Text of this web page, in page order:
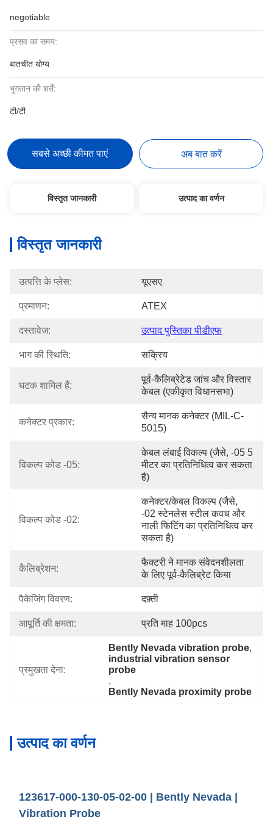
negotiable
प्रसव का समय:
बातचीत योग्य
भुगतान की शर्तें:
टी/टी
सबसे अच्छी कीमत पाएं अब बात करें
विस्तृत जानकारी उत्पाद का वर्णन
विस्तृत जानकारी
उत्पत्ति के प्लेस: यूएसए
प्रमाणन: ATEX
दस्तावेज: उत्पाद पुस्तिका पीडीएफ
भाग की स्थिति: सक्रिय
घटक शामिल हैं:
पूर्व-कैलिब्रेटेड जांच और विस्तार
केबल (एकीकृत विधानसभा)
कनेक्टर प्रकार:
सैन्य मानक कनेक्टर (MIL-C-
5015)
विकल्प कोड -05:
केबल लंबाई विकल्प (जैसे, -05 5
मीटर का प्रतिनिधित्व कर सकता
है)
विकल्प कोड -02:
कनेक्टर/केबल विकल्प (जैसे,
-02 स्टेनलेस स्टील कवच और
नाली फिटिंग का प्रतिनिधित्व कर
सकता है)
कैलिब्रेशन:
फैक्टरी ने मानक संवेदनशीलता
के लिए पूर्व-कैलिब्रेट किया
पैकेजिंग विवरण: दफ़्ती
आपूर्ति की क्षमता: प्रति माह 100pcs
प्रमुखता देना:
Bently Nevada vibration probe
industrial vibration sensor
probe
,
Bently Nevada proximity probe
उत्पाद का वर्णन
123617-000-130-05-02-00 | Bently Nevada |
Vibration Probe